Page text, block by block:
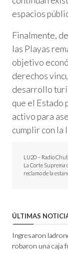
espacios
Finalmente,
las Playas
objetivo
derechos
desarrollo
que el Estado
activo para
cumplir con la
LU20 – Radio
La Corte Suprema
reclamo de la
ÚLTIMAS
Ingresaron
robaron una caja